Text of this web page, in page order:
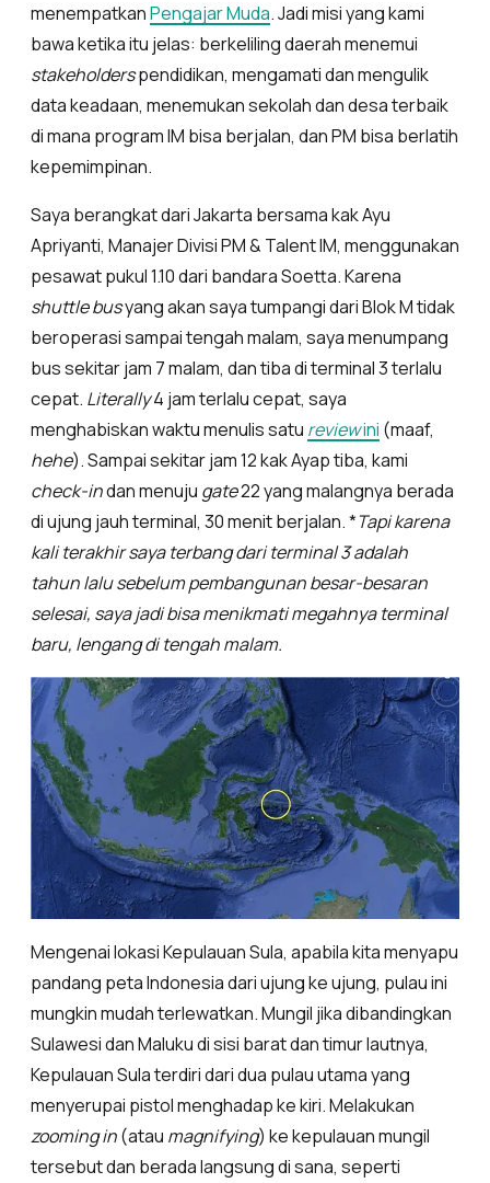
menempatkanPengajar Muda. Jadi misi yang kami
bawa ketika itu jelas: berkeliling daerah menemui
stakeholderspendidikan, mengamati dan mengulik
data keadaan, menemukan sekolah dan desa terbaik
di mana program IM bisa berjalan, dan PM bisa berlatih
kepemimpinan.
Saya berangkat dari Jakarta bersama kak Ayu
Apriyanti, Manajer Divisi PM & Talent IM, menggunakan
pesawat pukul 1.10 dari bandara Soetta. Karena
shuttle busyang akan saya tumpangi dari Blok M tidak
beroperasi sampai tengah malam, saya menumpang
bus sekitar jam 7 malam, dan tiba di terminal 3 terlalu
cepat. Literally4 jam terlalu cepat, saya
menghabiskan waktu menulis satu reviewini (maaf,
hehe). Sampai sekitar jam 12 kak Ayap tiba, kami
check-indan menuju gate22 yang malangnya berada
di ujung jauh terminal, 30 menit berjalan. *Tapi karena
kali terakhir saya terbang dari terminal 3 adalah
tahun lalu sebelum pembangunan besar-besaran
selesai, saya jadi bisa menikmati megahnya terminal
baru, lengang di tengah malam.
Mengenai lokasi Kepulauan Sula, apabila kita menyapu
pandang peta Indonesia dari ujung ke ujung, pulau ini
mungkin mudah terlewatkan. Mungil jika dibandingkan
Sulawesi dan Maluku di sisi barat dan timur lautnya,
Kepulauan Sula terdiri dari dua pulau utama yang
menyerupai pistol menghadap ke kiri. Melakukan
zooming in(atau magnifying) ke kepulauan mungil
tersebut dan berada langsung di sana, seperti